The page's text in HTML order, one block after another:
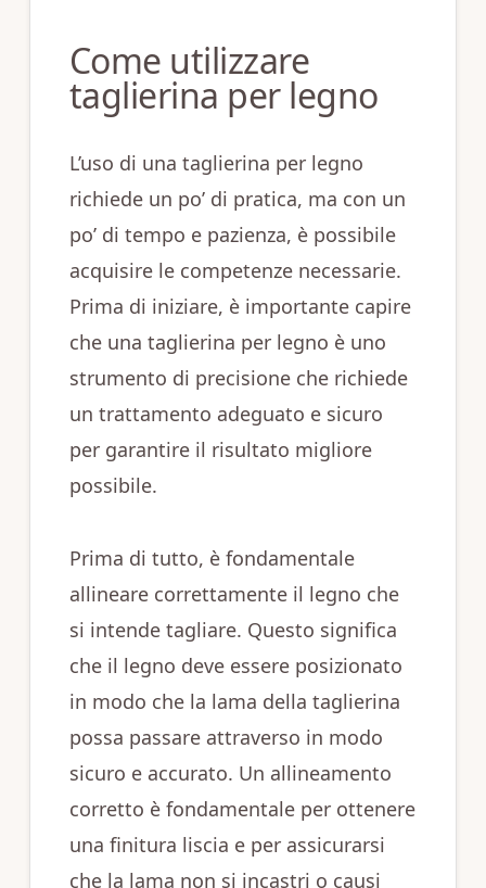
Come utilizzare
taglierina per legno
L’uso di una taglierina per legno
richiede un po’ di pratica, ma con un
po’ di tempo e pazienza, è possibile
acquisire le competenze necessarie.
Prima di iniziare, è importante capire
che una taglierina per legno è uno
strumento di precisione che richiede
un trattamento adeguato e sicuro
per garantire il risultato migliore
possibile.
Prima di tutto, è fondamentale
allineare correttamente il legno che
si intende tagliare. Questo significa
che il legno deve essere posizionato
in modo che la lama della taglierina
possa passare attraverso in modo
sicuro e accurato. Un allineamento
corretto è fondamentale per ottenere
una finitura liscia e per assicurarsi
che la lama non si incastri o causi